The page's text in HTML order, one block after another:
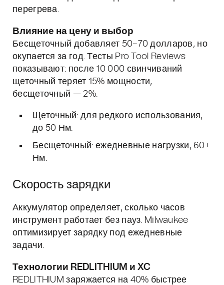
перегрева.
Влияние на цену и выбор
Бесщеточный добавляет 50–70 долларов, но
окупается за год. Тесты Pro Tool Reviews
показывают: после 10 000 свинчиваний
щеточный теряет 15% мощности,
бесщеточный — 2%.
Щеточный: для редкого использования,
до 50 Нм.
Бесщеточный: ежедневные нагрузки, 60+
Нм.
Скорость зарядки
Аккумулятор определяет, сколько часов
инструмент работает без пауз. Milwaukee
оптимизирует зарядку под ежедневные
задачи.
Технологии REDLITHIUM и XC
REDLITHIUM заряжается на 40% быстрее